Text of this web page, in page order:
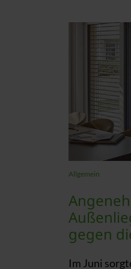
Allgemein
gegen
Im Juni